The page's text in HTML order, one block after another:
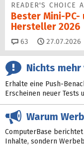
READER'S CHOICE
Bester Mini-
Hersteller 2026
63 Kommentare
27.07.2026
Nichts
Erhalte eine Push-
Erscheinen neuer Tests
Warum
ComputerBase
Inhalte, sondern